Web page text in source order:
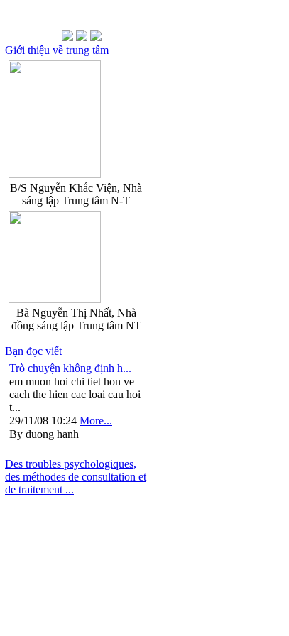
Giới thiệu về trung tâm
B/S Nguyễn Khắc Viện, Nhà
sáng lập Trung tâm N-T
Bà Nguyễn Thị Nhất, Nhà
đồng sáng lập Trung tâm NT
Bạn đọc viết
Trò chuyện không định h...
em muon hoi chi tiet hon ve
cach the hien cac loai cau hoi
t...
29/11/08 10:24 More...
By duong hanh
Des troubles psychologiques,
des méthodes de consultation et
de traitement ...